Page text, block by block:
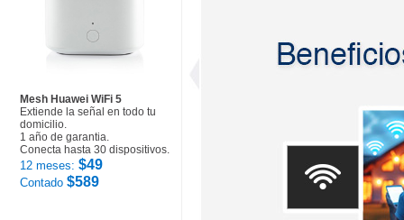
Mesh Huawei WiFi 5
Extiende la señal en todo tu
domicilio.
1 año de garantia.
Conecta hasta 30 dispositivos.
12 meses: $49
Contado $589